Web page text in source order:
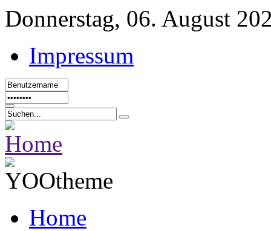
Donnerstag, 06. August
Impressum
Home